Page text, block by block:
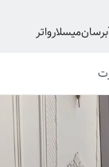
میسلارواتر